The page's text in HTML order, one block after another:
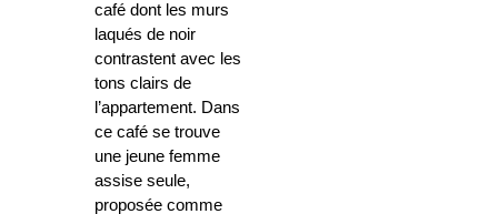
café dont les murs
laqués de noir
contrastent avec les
tons clairs de
l’appartement. Dans
ce café se trouve
une jeune femme
assise seule,
proposée comme